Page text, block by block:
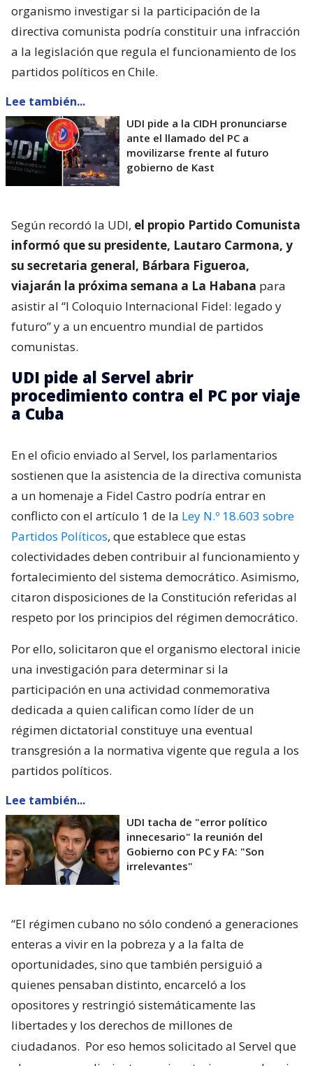
organismo investigar si la participación de la
directiva comunista podría constituir una infracción
a la legislación que regula el funcionamiento de los
partidos políticos en Chile.
Lee también...
UDI pide a la CIDH pronunciarse
ante el llamado del PC a
movilizarse frente al futuro
gobierno de Kast
Según recordó la UDI, el propio Partido Comunista
informó que su presidente, Lautaro Carmona, y
su secretaria general, Bárbara Figueroa,
viajarán la próxima semana a La Habana para
asistir al “I Coloquio Internacional Fidel: legado y
futuro” y a un encuentro mundial de partidos
comunistas.
UDI pide al Servel abrir
procedimiento contra el PC por viaje
a Cuba
En el oficio enviado al Servel, los parlamentarios
sostienen que la asistencia de la directiva comunista
a un homenaje a Fidel Castro podría entrar en
conflicto con el artículo 1 de la Ley N.º 18.603 sobre
Partidos Políticos, que establece que estas
colectividades deben contribuir al funcionamiento y
fortalecimiento del sistema democrático. Asimismo,
citaron disposiciones de la Constitución referidas al
respeto por los principios del régimen democrático.
Por ello, solicitaron que el organismo electoral inicie
una investigación para determinar si la
participación en una actividad conmemorativa
dedicada a quien califican como líder de un
régimen dictatorial constituye una eventual
transgresión a la normativa vigente que regula a los
partidos políticos.
Lee también...
UDI tacha de "error político
innecesario" la reunión del
Gobierno con PC y FA: "Son
irrelevantes"
“El régimen cubano no sólo condenó a generaciones
enteras a vivir en la pobreza y a la falta de
oportunidades, sino que también persiguió a
quienes pensaban distinto, encarceló a los
opositores y restringió sistemáticamente las
libertades y los derechos de millones de
ciudadanos. Por eso hemos solicitado al Servel que